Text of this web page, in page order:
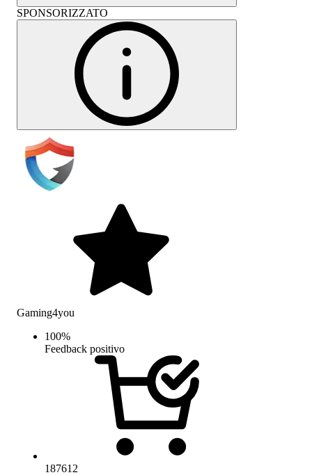
SPONSORIZZATO
Gaming4you
100%
Feedback positivo
187612